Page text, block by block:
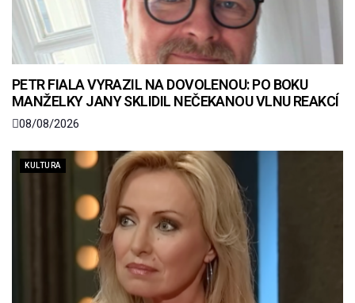
PETR FIALA VYRAZIL NA DOVOLENOU: PO BOKU
MANŽELKY JANY SKLIDIL NEČEKANOU VLNU REAKCÍ
08/08/2026
KULTURA